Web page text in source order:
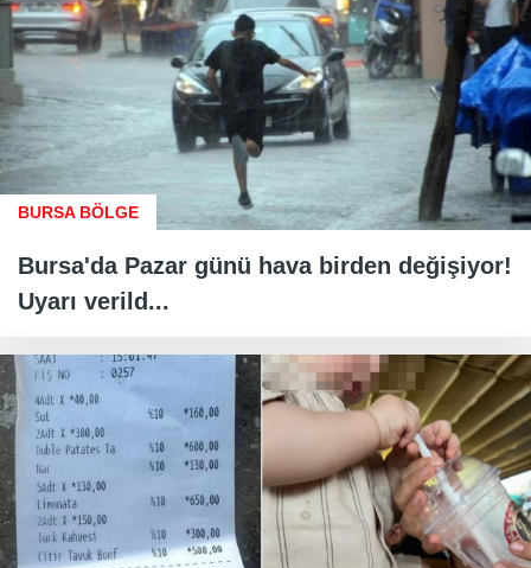
BURSA BÖLGE
Bursa'da Pazar günü hava birden değişiyor!
Uyarı verild...